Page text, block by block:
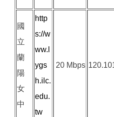
國
立
蘭
陽
女
中
http
s://w
ww.l
ygs
h.ilc.
edu.
tw
20 Mbps